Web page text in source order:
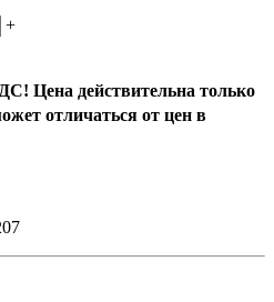
+
Цена действительна только
отличаться от цен в